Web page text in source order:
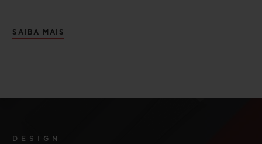
SAIBA MAIS
DESIGN